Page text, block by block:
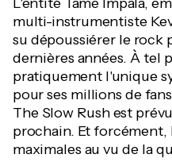
multi-instrumentiste
su dépoussiérer le rock
dernières années. À tel
pratiquement l'unique
pour ses millions de
The Slow Rush est
prochain. Et forcément,
maximales au vu de la